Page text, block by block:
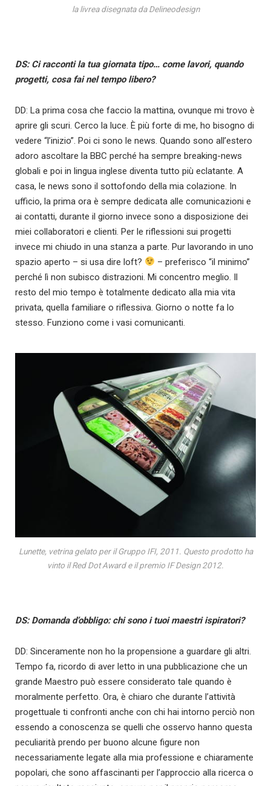
la livrea disegnata da Delineodesign
DS: Ci racconti la tua giornata tipo… come lavori, quando
progetti, cosa fai nel tempo libero?
DD: La prima cosa che faccio la mattina, ovunque mi trovo è
aprire gli scuri. Cerco la luce. È più forte di me, ho bisogno di
vedere “l’inizio”. Poi ci sono le news. Quando sono all’estero
adoro ascoltare la BBC perché ha sempre breaking-news
globali e poi in lingua inglese diventa tutto più eclatante. A
casa, le news sono il sottofondo della mia colazione. In
ufficio, la prima ora è sempre dedicata alle comunicazioni e
ai contatti, durante il giorno invece sono a disposizione dei
miei collaboratori e clienti. Per le riflessioni sui progetti
invece mi chiudo in una stanza a parte. Pur lavorando in uno
spazio aperto – si usa dire loft?
– preferisco “il minimo”
perché lì non subisco distrazioni. Mi concentro meglio. Il
resto del mio tempo è totalmente dedicato alla mia vita
privata, quella familiare o riflessiva. Giorno o notte fa lo
stesso. Funziono come i vasi comunicanti.
Lunette, vetrina gelato per il Gruppo IFI, 2011. Questo prodotto ha
vinto il Red Dot Award e il premio IF Design 2012.
DS: Domanda d’obbligo: chi sono i tuoi maestri ispiratori?
DD: Sinceramente non ho la propensione a guardare gli altri.
Tempo fa, ricordo di aver letto in una pubblicazione che un
grande Maestro può essere considerato tale quando è
moralmente perfetto. Ora, è chiaro che durante l’attività
progettuale ti confronti anche con chi hai intorno perciò non
essendo a conoscenza se quelli che osservo hanno questa
peculiarità prendo per buono alcune figure non
necessariamente legate alla mia professione e chiaramente
popolari, che sono affascinanti per l’approccio alla ricerca o